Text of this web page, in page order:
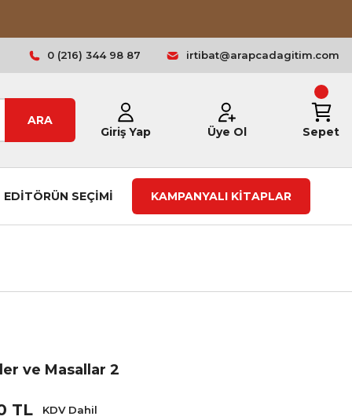
0 (216) 344 98 87 irtibat@arapcadagitim.com
ARA
Giriş Yap
Üye Ol Sepet
EDİTÖRÜN SEÇİMİ KAMPANYALI KİTAPLAR
ve Masallar 2
TL KDV Dahil